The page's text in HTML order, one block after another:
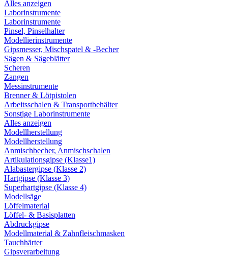
Alles anzeigen
Laborinstrumente
Laborinstrumente
Pinsel, Pinselhalter
Modellierinstrumente
Gipsmesser, Mischspatel & -Becher
Sägen & Sägeblätter
Scheren
Zangen
Messinstrumente
Brenner & Lötpistolen
Arbeitsschalen & Transportbehälter
Sonstige Laborinstrumente
Alles anzeigen
Modellherstellung
Modellherstellung
Anmischbecher, Anmischschalen
Artikulationsgipse (Klasse1)
Alabastergipse (Klasse 2)
Hartgipse (Klasse 3)
Superhartgipse (Klasse 4)
Modellsäge
Löffelmaterial
Löffel- & Basisplatten
Abdruckgipse
Modellmaterial & Zahnfleischmasken
Tauchhärter
Gipsverarbeitung